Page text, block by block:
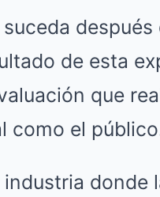
después
de esta
que
como el
industria donde